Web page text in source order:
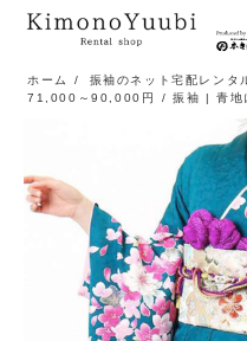
ホーム / 振袖のネット宅配レンタ
71,000～90,000円
/ 振袖 | 青地